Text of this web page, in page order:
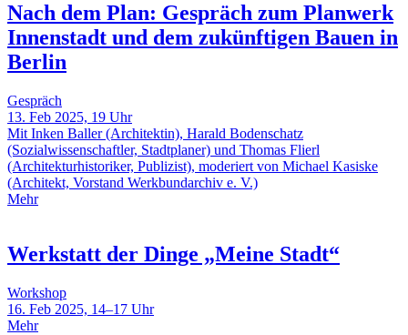
Nach dem Plan: Gespräch zum Planwerk
Innenstadt und dem zukünftigen Bauen in
Berlin
Gespräch
13. Feb 2025, 19 Uhr
Mit Inken Baller (Architektin), Harald Bodenschatz
(Sozialwissenschaftler, Stadtplaner) und Thomas Flierl
(Architekturhistoriker, Publizist), moderiert von Michael Kasiske
(Architekt, Vorstand Werkbundarchiv e. V.)
Mehr
Werkstatt der Dinge „Meine Stadt“
Workshop
16. Feb 2025, 14–17 Uhr
Mehr